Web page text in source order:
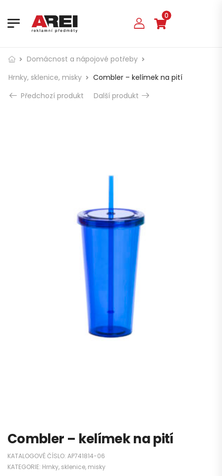
0
Domácnost a nápojové potřeby
Hrnky, sklenice, misky
Combler – kelímek na pití
Předchozí produkt
Další produkt
Combler – kelímek na pití
KATALOGOVÉ ČÍSLO: AP741814-06
KATEGORIE: Hrnky, sklenice, misky